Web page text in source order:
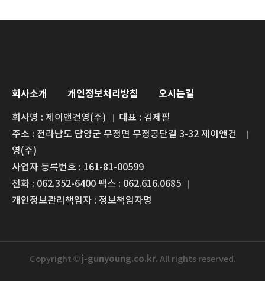
회사소개 개인정보처리방침 오시는길
회사명 : 제이앤건영(주)
대표 : 김제필
주소 : 전라남도 담양군 무정면 무정공단길 3-32 제이앤건
영(주)
사업자 등록번호 : 161-81-00599
전화 : 062.352-6400 팩스 : 062.616.0685
개인정보관리책임자 : 정보책임자명
Copyright © j-gunyoung.co.kr. All rights reserved.